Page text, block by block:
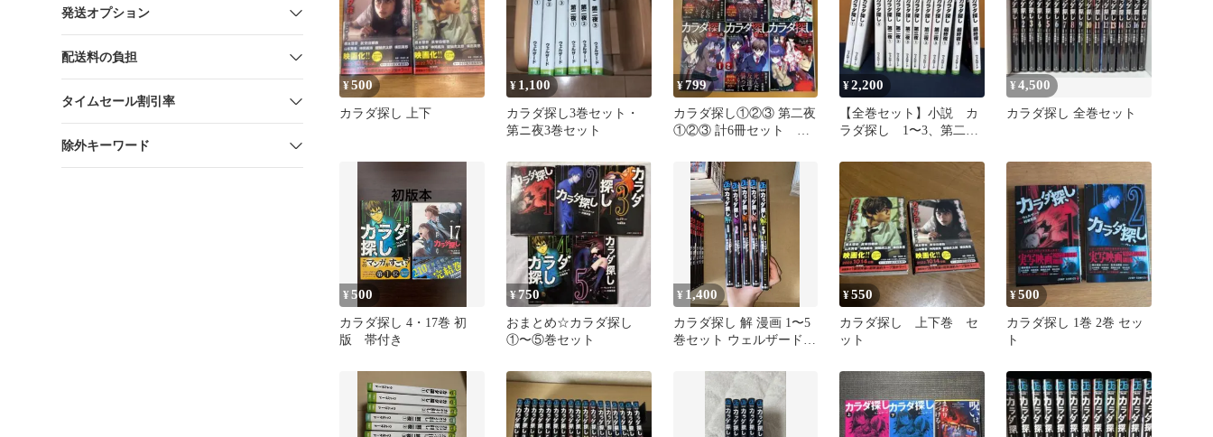
発送オプション
配送料の負担
タイムセール割引率
除外キーワード
¥500
カラダ探し 上下
¥ 1,100
カラダ探し3巻セット・
第ニ夜3巻セット
¥799
カラダ探し①②③ 第二夜
①②③ 計6冊セット 双
¥2,200
【全巻セット】小説 カ
ラダ探し 1〜3、第二夜
夜1〜3
¥4,500
カラダ探し 全巻セット
¥500
カラダ探し 4・17巻 初
版 帯付き
¥750
おまとめ☆カラダ探し
①〜⑤巻セット
¥ 1,400
カラダ探し 解 漫画 1〜5
巻セット ウェルザード
¥550
カラダ探し 上下巻 セ
ット
¥500
カラダ探し 1巻 2巻 セッ
ト